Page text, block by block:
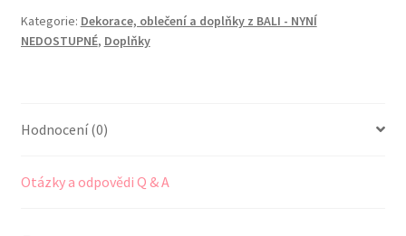
Kategorie: Dekorace, oblečení a doplňky z BALI - NYNÍ
NEDOSTUPNÉ, Doplňky
Hodnocení (0)
Otázky a odpovědi Q & A